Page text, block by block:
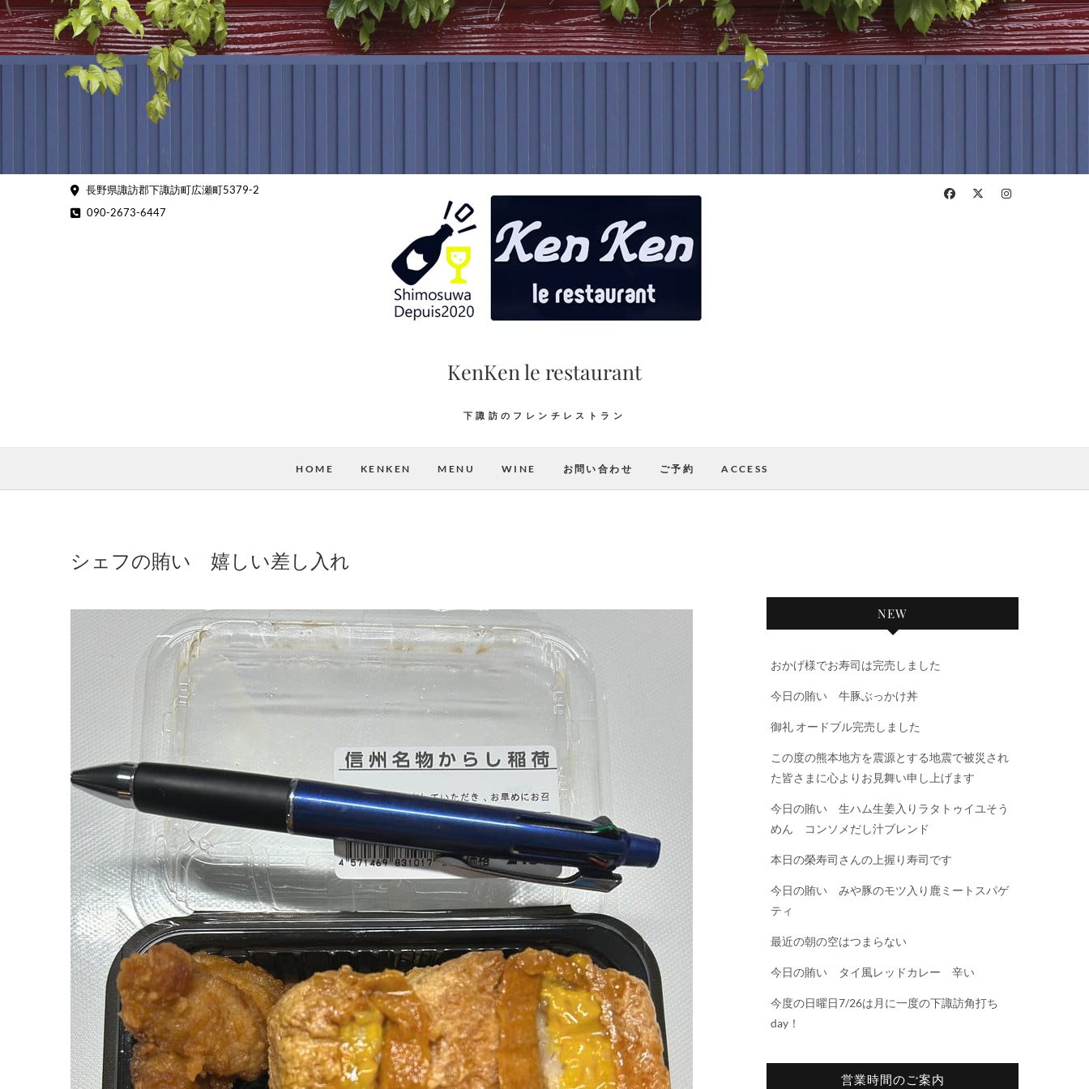
Skip
to
content
長野県諏訪郡下諏訪町広瀬町5379-2
090-2673-6447
KenKen le restaurant
下諏訪のフレンチレストラン
HOME KENKEN MENU WINE お問い合わせ ご予約 ACCESS
シェフの賄い 嬉しい差し入れ
NEW
おかげ様でお寿司は完売しました
今日の賄い 牛豚ぶっかけ丼
御礼 オードブル完売しました
この度の熊本地方を震源とする地震で被災され
た皆さまに心よりお見舞い申し上げます
今日の賄い 生ハム生姜入りラタトゥイユそう
めん コンソメだし汁ブレンド
本日の榮寿司さんの上握り寿司です
今日の賄い みや豚のモツ入り鹿ミートスパゲ
ティ
最近の朝の空はつまらない
今日の賄い タイ風レッドカレー 辛い
今度の日曜日7/26は月に一度の下諏訪角打ち
day！
営業時間のご案内